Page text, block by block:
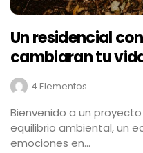
Un residencial
cambiaran tu
4 Elementos
Bienvenido a un
equilibrio ambiental, un
emociones en...